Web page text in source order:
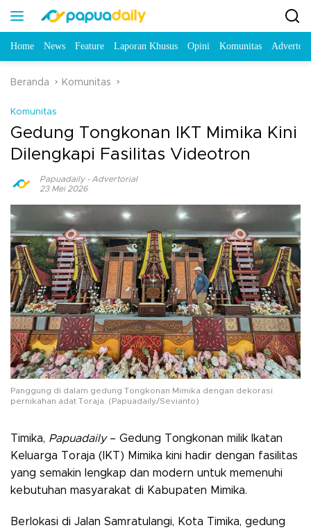
Home News Feature Laporan Khusus Opini Komunitas
Beranda Komunitas
Komunitas
Gedung Tongkonan IKT Mimika Kini
Dilengkapi Fasilitas Videotron
Papuadaily- Advertorial
23 Mei 2026
Panggung di dalam gedung Tongkonan Mimika dengan dekorasi
pernikahan adat Toraja. (Papuadaily/Sevianto)
Timika, Papuadaily – Gedung Tongkonan milik Ikatan
Keluarga Toraja (IKT) Mimika kini hadir dengan fasilitas
yang semakin lengkap dan modern untuk memenuhi
kebutuhan masyarakat di Kabupaten Mimika.
Berlokasi di Jalan Samratulangi, Kota Timika, gedung